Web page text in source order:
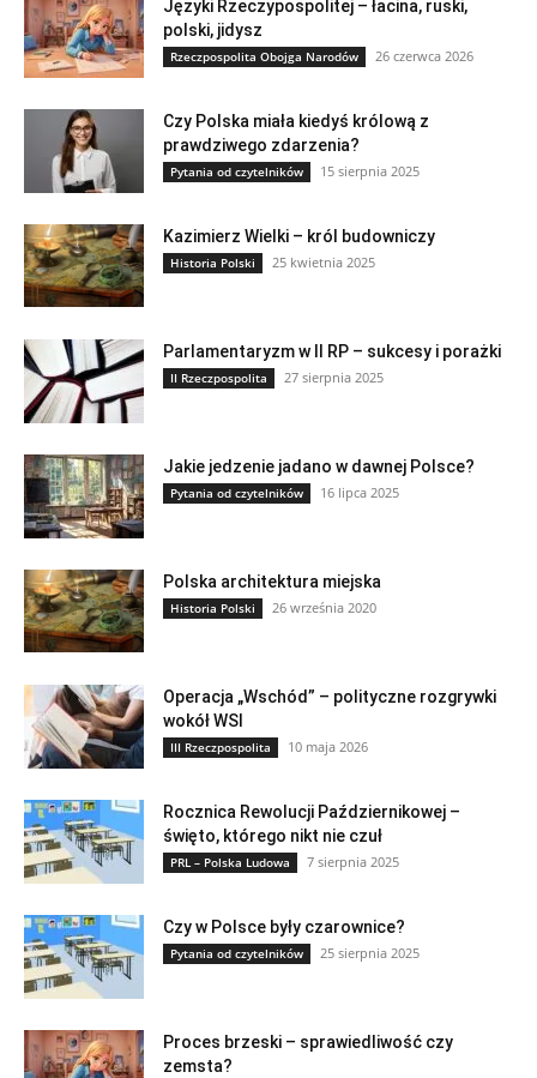
Języki Rzeczypospolitej – łacina, ruski,
polski, jidysz
Rzeczpospolita Obojga Narodów 26 czerwca 2026
Czy Polska miała kiedyś królową z
prawdziwego zdarzenia?
Pytania od czytelników 15 sierpnia 2025
Kazimierz Wielki – król budowniczy
Historia Polski 25 kwietnia 2025
Parlamentaryzm w II RP – sukcesy i porażki
II Rzeczpospolita 27 sierpnia 2025
Jakie jedzenie jadano w dawnej Polsce?
Pytania od czytelników 16 lipca 2025
Polska architektura miejska
Historia Polski 26 września 2020
Operacja „Wschód” – polityczne rozgrywki
wokół WSI
III Rzeczpospolita 10 maja 2026
Rocznica Rewolucji Październikowej –
święto, którego nikt nie czuł
PRL – Polska Ludowa 7 sierpnia 2025
Czy w Polsce były czarownice?
Pytania od czytelników 25 sierpnia 2025
Proces brzeski – sprawiedliwość czy
zemsta?